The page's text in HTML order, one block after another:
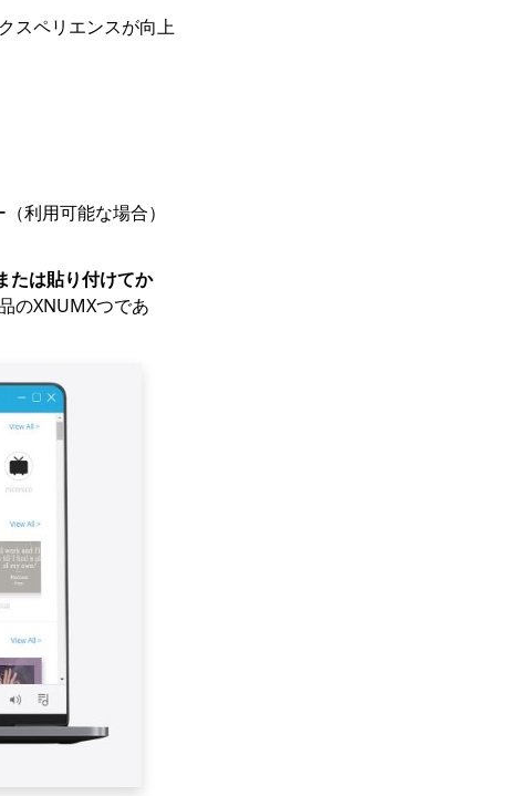
スペリエンスが向上
利用可能な場合）
たは貼り付けてか
のXNUMXつであ